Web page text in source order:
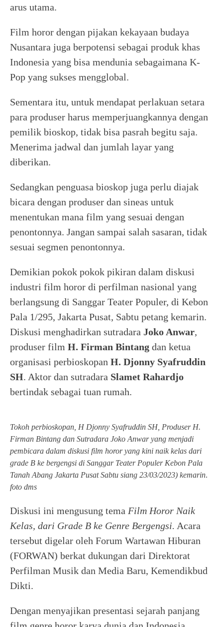
arus utama.
Film horor dengan pijakan kekayaan budaya
Nusantara juga berpotensi sebagai produk khas
Indonesia yang bisa mendunia sebagaimana K-
Pop yang sukses mengglobal.
Sementara itu, untuk mendapat perlakuan setara
para produser harus memperjuangkannya dengan
pemilik bioskop, tidak bisa pasrah begitu saja.
Menerima jadwal dan jumlah layar yang
diberikan.
Sedangkan penguasa bioskop juga perlu diajak
bicara dengan produser dan sineas untuk
menentukan mana film yang sesuai dengan
penontonnya. Jangan sampai salah sasaran, tidak
sesuai segmen penontonnya.
Demikian pokok pokok pikiran dalam diskusi
industri film horor di perfilman nasional yang
berlangsung di Sanggar Teater Populer, di Kebon
Pala 1/295, Jakarta Pusat, Sabtu petang kemarin.
Diskusi menghadirkan sutradara Joko Anwar,
produser film H. Firman Bintang dan ketua
organisasi perbioskopan H. Djonny Syafruddin
SH. Aktor dan sutradara Slamet Rahardjo
bertindak sebagai tuan rumah.
Tokoh perbioskopan, H Djonny Syafruddin SH, Produser H.
Firman Bintang dan Sutradara Joko Anwar yang menjadi
pembicara dalam diskusi film horor yang kini naik kelas dari
grade B ke bergengsi di Sanggar Teater Populer Kebon Pala
Tanah Abang Jakarta Pusat Sabtu siang 23/03/2023) kemarin.
foto dms
Diskusi ini mengusung tema Film Horor Naik
Kelas, dari Grade B ke Genre Bergengsi. Acara
tersebut digelar oleh Forum Wartawan Hiburan
(FORWAN) berkat dukungan dari Direktorat
Perfilman Musik dan Media Baru, Kemendikbud
Dikti.
Dengan menyajikan presentasi sejarah panjang